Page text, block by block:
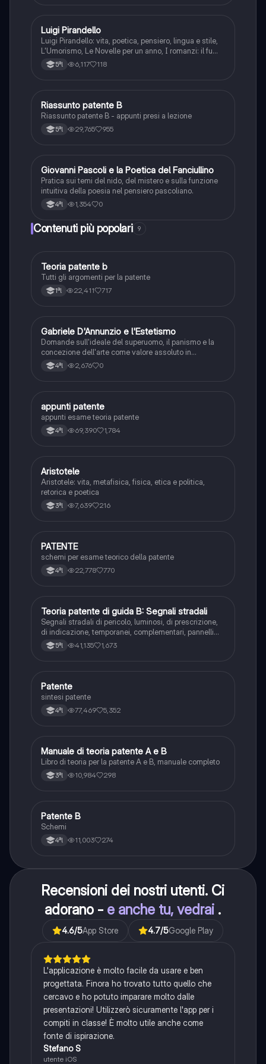
Italiano
Luigi Pirandello
Luigi Pirandello: vita, poetica, pensiero, lingua e stile,
L'Umorismo, Le Novelle per un anno, I romanzi: il fu
Mattia Pascal, Quaderni di Serafino Gubbio operatore;
Uno, nessuno e centomila; il teatro: Sei personaggi in
5ªl 6,117 118
Italiano
Riassunto patente B
Riassunto patente B - appunti presi a lezione
5ªl 29,765 955
GItaliano
Giovanni Pascoli e la Poetica del Fanciullino
Pratica sui temi del nido, del mistero e sulla funzione
intuitiva della poesia nel pensiero pascoliano.
4ªl 1,354 0
Contenuti più popolari 9
Altro
Teoria patente b
Tutti gli argomenti per la patente
1ªl 22,411 717
GItaliano
Gabriele D'Annunzio e l'Estetismo
Domande sull'ideale del superuomo, il panismo e la
concezione dell'arte come valore assoluto in
D'Annunzio.
4ªl 2,676 0
Altro
appunti patente
appunti esame teoria patente
4ªl 69,390 1,784
Filosofia
Aristotele
Aristotele: vita, metafisica, fisica, etica e politica,
retorica e poetica
3ªl 7,639 216
Altro
PATENTE
schemi per esame teorico della patente
4ªl 22,778 770
Ed. civ.
Teoria patente di guida B: Segnali stradali
Segnali stradali di pericolo, luminosi, di prescrizione,
di indicazione, temporanei, complementari, pannelli
integrativi, segnaletica orizzontale, segnalazioni
agenti del traffico, distanza di visibilità per l‘arresto,
5ªl 41,135 1,673
Altro
Patente
sintesi patente
4ªl 77,469 5,352
Italiano
Manuale di teoria patente A e B
Libro di teoria per la patente A e B, manuale completo
3ªl 10,984 298
Altro
Patente B
Schemi
4ªl 11,003 274
Recensioni dei nostri utenti. Ci
adorano - e anche tu, vedrai .
4.6/5App Store 4.7/5Google Play
L'applicazione è molto facile da usare e ben
progettata. Finora ho trovato tutto quello che
cercavo e ho potuto imparare molto dalle
presentazioni! Utilizzerò sicuramente l'app per i
compiti in classe! È molto utile anche come
fonte di ispirazione.
Stefano S
utente iOS